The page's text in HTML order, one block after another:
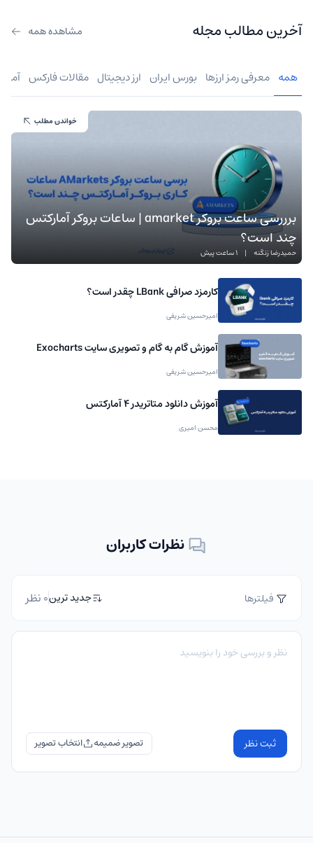
آخرین مطالب مجله مشاهده همه
همه معرفی رمز ارزها بورس ایران ارز دیجیتال مقالات فارکس
برررسی ساعت بروکر amarket | ساعات بروکر آمارکتس
چند است؟
حمیدرضا زنگنه | 1 ساعت پیش
خواندن مطلب
کارمزد صرافی LBank چقدر است؟
امیرحسین شریفی
آموزش گام به گام و تصویری سایت Exocharts
امیرحسین شریفی
آموزش دانلود متاتریدر 4 آمارکتس
محسن امیری
نظرات کاربران
فیلترها جدید ترین0 نظر
ثبت نظر تصویر ضمیمه